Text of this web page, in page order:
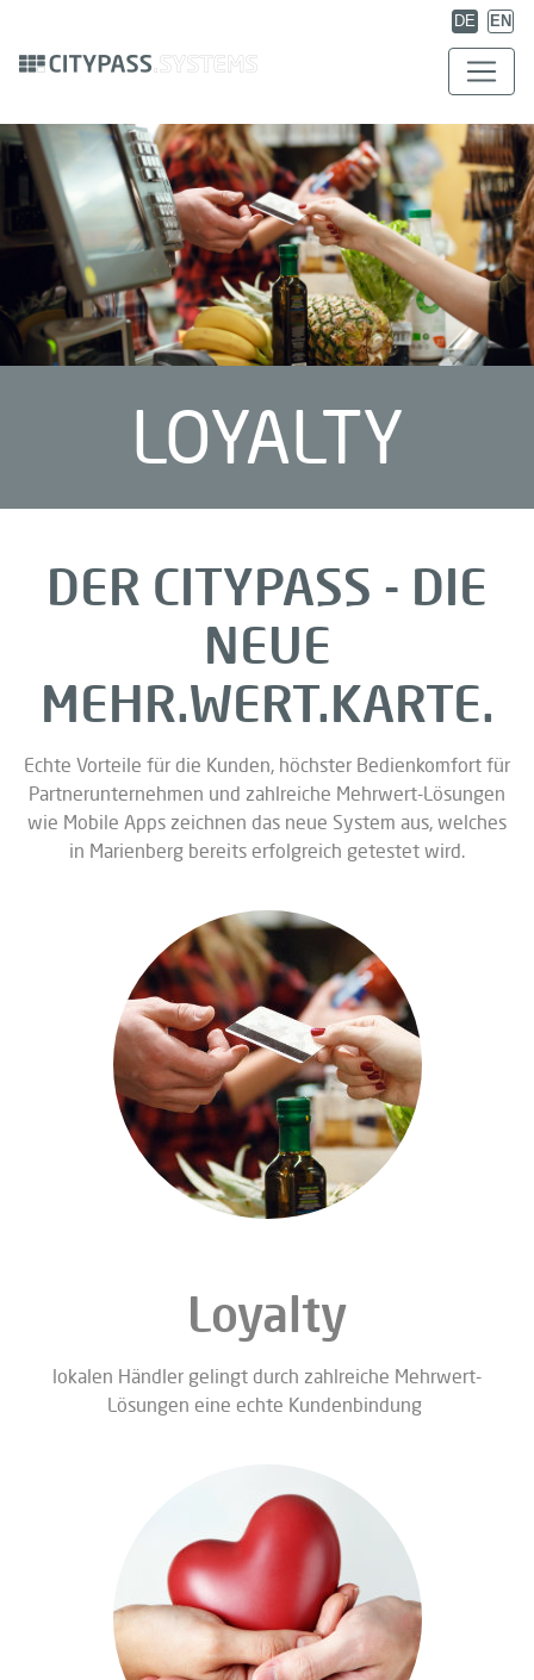
DE EN
LOYALTY
DER CITYPASS - DIE
NEUE
MEHR.WERT.KARTE.
Echte Vorteile für die Kunden, höchster Bedienkomfort für
Partnerunternehmen und zahlreiche Mehrwert-Lösungen
wie Mobile Apps zeichnen das neue System aus, welches
in Marienberg bereits erfolgreich getestet wird.
Loyalty
lokalen Händler gelingt durch zahlreiche Mehrwert-
Lösungen eine echte Kundenbindung